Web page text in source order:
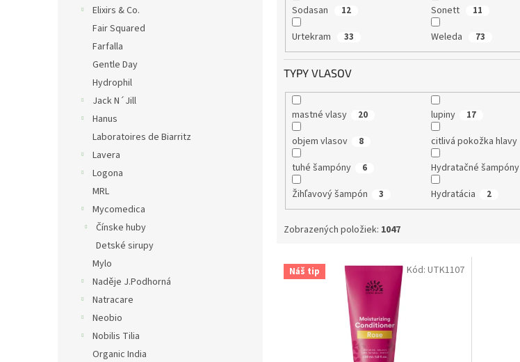
Elixirs & Co.
Fair Squared
Farfalla
Gentle Day
Hydrophil
Jack N´Jill
Hanus
Laboratoires de Biarritz
Lavera
Logona
MRL
Mycomedica
Čínske huby
Detské sirupy
Mylo
Naděje J.Podhorná
Natracare
Neobio
Nobilis Tilia
Organic India
Sodasan 12 Sonett 11
Urtekram 33 Weleda 73
TYPY VLASOV
mastné vlasy 20 lupiny 17
objem vlasov 8 citlivá pokožka hlavy
tuhé šampóny 6 Hydratačné šampóny
Žihľavový šampón 3 Hydratácia 2
Zobrazených položiek: 1047
V Náš tip Kód: UTK1107